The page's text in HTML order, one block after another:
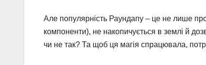
Але популярність Раундапу – це не лише
компоненти), не накопичується в землі й
чи не так? Та щоб ця магія спрацювала,